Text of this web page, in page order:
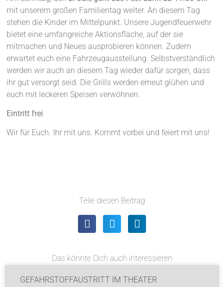
mit unserem großen Familientag weiter. An diesem Tag
stehen die Kinder im Mittelpunkt. Unsere Jugendfeuerwehr
bietet eine umfangreiche Aktionsfläche, auf der sie
mitmachen und Neues ausprobieren können. Zudem
erwartet euch eine Fahrzeugausstellung. Selbstverständlich
werden wir auch an diesem Tag wieder dafür sorgen, dass
ihr gut versorgt seid. Die Grills werden erneut glühen und
euch mit leckeren Speisen verwöhnen.
Eintritt frei
Wir für Euch. Ihr mit uns. Kommt vorbei und feiert mit uns!
Teile diesen Beitrag
Das könnte Dich auch interessieren
GEFAHRSTOFFAUSTRITT IM THEATER